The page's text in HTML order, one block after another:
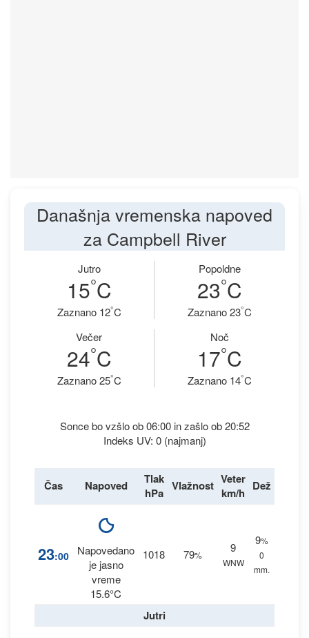
Današnja vremenska napoved
za Campbell River
Jutro
15°C
Zaznano 12°C
Popoldne
23°C
Zaznano 23°C
Večer
24°C
Zaznano 25°C
Noč
17°C
Zaznano 14°C
Sonce bo vzšlo ob 06:00 in zašlo ob 20:52
Indeks UV: 0 (najmanj)
Čas Napoved
Tlak
hPa Vlažnost Veter
km/h Dež
23:00
Napovedano
je jasno
vreme
15.6°C
1018 79%
9
WNW
9%
0
mm.
Jutri